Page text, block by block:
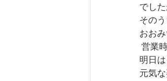
でし
その
おお
営業
明日
元気